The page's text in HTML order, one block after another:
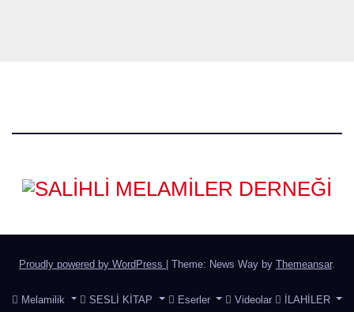
Proudly powered by WordPress | Theme: News Way by Themeansar.
Melamilik SESLİ KİTAP Eserler Videolar İLAHİLER